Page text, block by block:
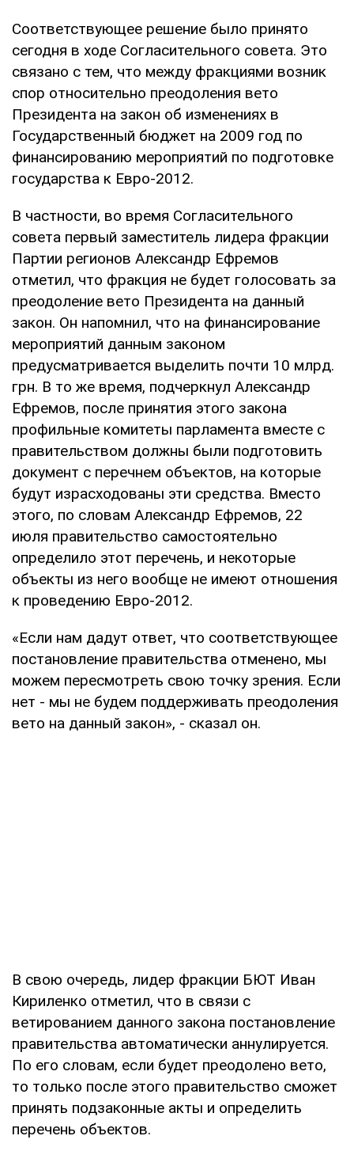
Соответствующее решение было принято
сегодня в ходе Согласительного совета. Это
связано с тем, что между фракциями возник
спор относительно преодоления вето
Президента на закон об изменениях в
Государственный бюджет на 2009 год по
финансированию мероприятий по подготовке
государства к Евро-2012.
В частности, во время Согласительного
совета первый заместитель лидера фракции
Партии регионов Александр Ефремов
отметил, что фракция не будет голосовать за
преодоление вето Президента на данный
закон. Он напомнил, что на финансирование
мероприятий данным законом
предусматривается выделить почти 10 млрд.
грн. В то же время, подчеркнул Александр
Ефремов, после принятия этого закона
профильные комитеты парламента вместе с
правительством должны были подготовить
документ с перечнем объектов, на которые
будут израсходованы эти средства. Вместо
этого, по словам Александр Ефремов, 22
июля правительство самостоятельно
определило этот перечень, и некоторые
объекты из него вообще не имеют отношения
к проведению Евро-2012.
«Если нам дадут ответ, что соответствующее
постановление правительства отменено, мы
можем пересмотреть свою точку зрения. Если
нет - мы не будем поддерживать преодоления
вето на данный закон», - сказал он.
В свою очередь, лидер фракции БЮТ Иван
Кириленко отметил, что в связи с
ветированием данного закона постановление
правительства автоматически аннулируется.
По его словам, если будет преодолено вето,
то только после этого правительство сможет
принять подзаконные акты и определить
перечень объектов.